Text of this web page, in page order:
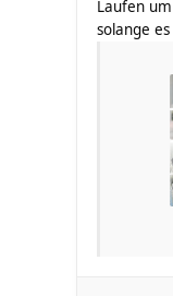
Laufen
solange